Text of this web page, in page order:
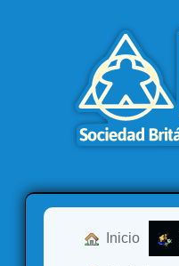
Inicio